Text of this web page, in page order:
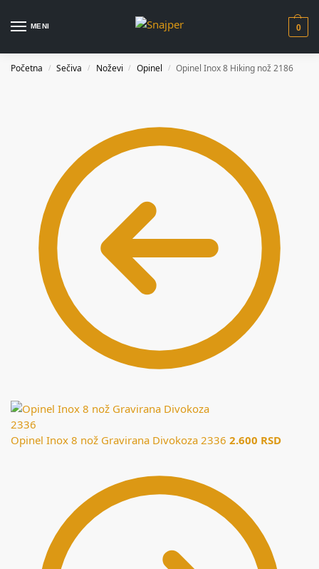
MENI 0
Početna / Sečiva / Noževi / Opinel / Opinel Inox 8 Hiking nož 2186
Opinel Inox 8 nož Gravirana Divokoza 2336 2.600 RSD